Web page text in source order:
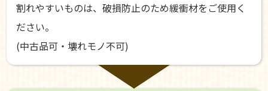
割れやすいものは、破損防止のため緩衝材をご使用く
ださい。
(中古品可・壊れモノ不可)